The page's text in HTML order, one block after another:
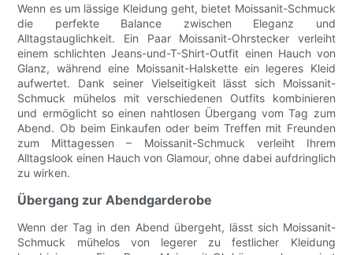
Wenn es um lässige Kleidung geht, bietet Moissanit-Schmuck
die perfekte Balance zwischen Eleganz und
Alltagstauglichkeit. Ein Paar Moissanit-Ohrstecker verleiht
einem schlichten Jeans-und-T-Shirt-Outfit einen Hauch von
Glanz, während eine Moissanit-Halskette ein legeres Kleid
aufwertet. Dank seiner Vielseitigkeit lässt sich Moissanit-
Schmuck mühelos mit verschiedenen Outfits kombinieren
und ermöglicht so einen nahtlosen Übergang vom Tag zum
Abend. Ob beim Einkaufen oder beim Treffen mit Freunden
zum Mittagessen – Moissanit-Schmuck verleiht Ihrem
Alltagslook einen Hauch von Glamour, ohne dabei aufdringlich
zu wirken.
Übergang zur Abendgarderobe
Wenn der Tag in den Abend übergeht, lässt sich Moissanit-
Schmuck mühelos von legerer zu festlicher Kleidung